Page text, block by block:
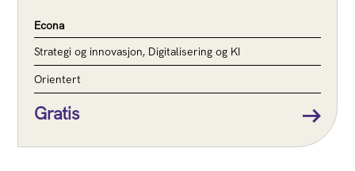
Econa
Strategi og innovasjon, Digitalisering og KI
Orientert
Gratis